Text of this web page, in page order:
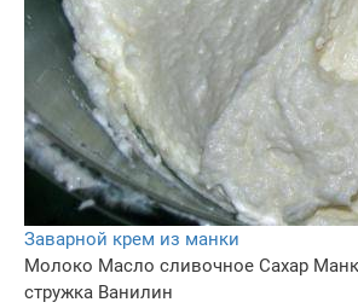
Заварной крем из манки
Молоко Масло сливочное Сахар
стружка Ванилин